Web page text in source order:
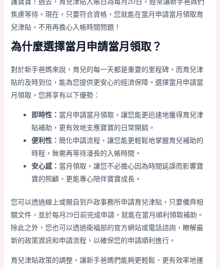
焦慮等待。現在，只要符合資格，您就能在當月申請當月領取育
兒津貼，不用再擔心入帳時間問題！
為什麼選擇當月申請當月領取？
對於新手爸媽來說，育兒的每一天都是重要的里程碑，而育兒津
貼的及時到位，能為您提供更安心的經濟保障。選擇當月申請當
月領取，您將享有以下優勢：
即時性： 當月申請當月領取，讓您能更迅速地獲得育兒津
貼補助，更有效地支應寶寶的日常開銷。
便利性： 簡化申請流程，讓您能更輕鬆地掌握育兒補助的
時程，無需再等待漫長的入帳時間。
安心感： 當月領取，讓您不必擔心因為時間延誤而影響寶
寶的照顧，更能專心陪伴寶寶成長。
您可以透過線上或親自到戶政事務所申請育兒津貼，只要備齊相
關文件，並於每月29日前完成申請，就能在當月順利領取補助。
除此之外，您也可以透過衛福部的官方網站或電話諮詢，瞭解最
新的政策資訊和申請流程，以確保您的申請順利進行。
育兒津貼政策的調整，讓新手爸媽們能夠更輕鬆、更有效率地運